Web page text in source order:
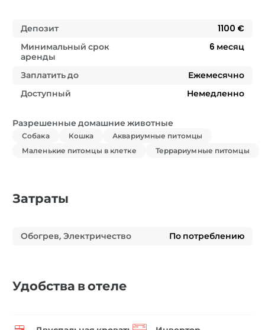
Депозит
1100 €
Минимальный срок
аренды
6 месяц
Заплатить до
Ежемесячно
Доступный
Немедленно
Разрешенные домашние животные
Собака Кошка
Аквариумные питомцы
Маленькие питомцы в клетке
Террариумные питомцы
Затраты
Обогрев, Электричество По потреблению
Удобства в отеле